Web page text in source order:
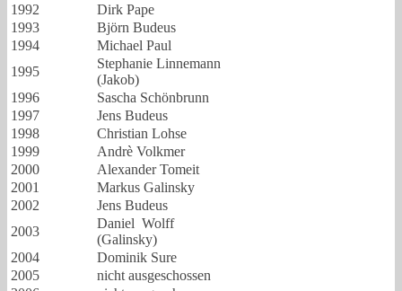
1992
Dirk Pape
1993
Björn Budeus
1994
Michael Paul
1995
Stephanie Linnemann
(Jakob)
1996
Sascha Schönbrunn
1997
Jens Budeus
1998
Christian Lohse
1999
Andrè Volkmer
2000
Alexander Tomeit
2001
Markus Galinsky
2002
Jens Budeus
2003
Daniel Wolff
(Galinsky)
2004
Dominik Sure
2005
nicht ausgeschossen